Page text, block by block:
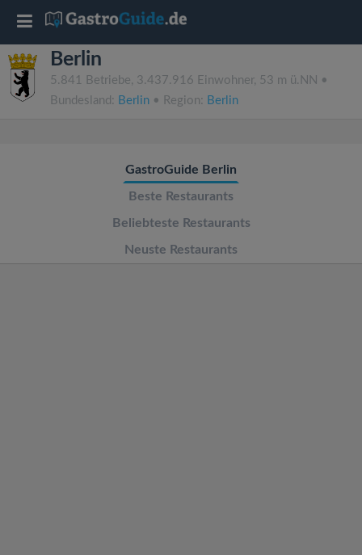
Berlin
5.841 Betriebe, 3.437.916 Einwohner, 53 m ü.NN •
Bundesland: Berlin • Region: Berlin
GastroGuide Berlin
Beste Restaurants
Beliebteste Restaurants
Neuste Restaurants
T
o